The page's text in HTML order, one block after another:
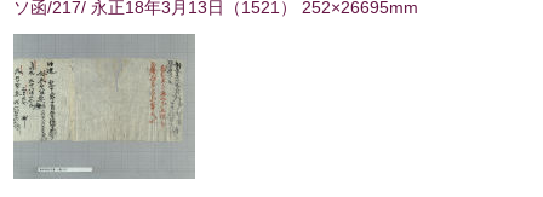
ソ函/217/ 永正18年3月13日 （1521 ） 252×26695mm